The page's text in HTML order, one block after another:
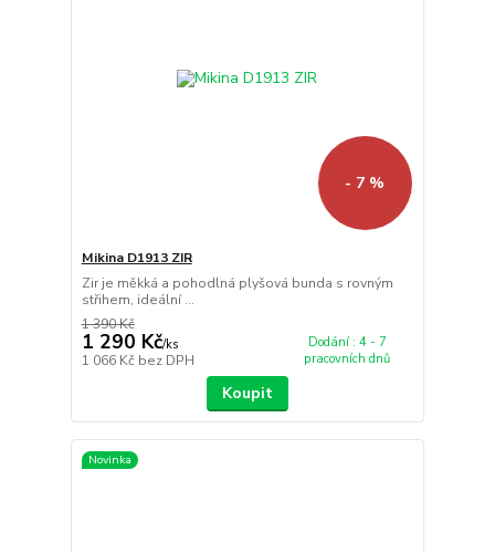
- 7 %
Mikina D1913 ZIR
Zir je měkká a pohodlná plyšová bunda s rovným
střihem, ideální ...
1 390 Kč
1 290 Kč/ks
1 066 Kč bez DPH
Dodání : 4 - 7
pracovních dnů
Koupit
Novinka